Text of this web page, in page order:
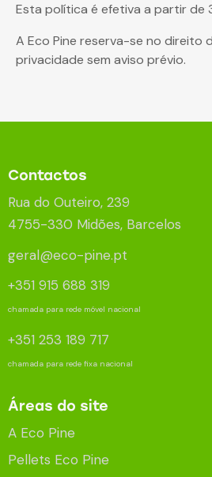
Esta política é efetiva a partir de
A Eco Pine reserva-se no direito
privacidade sem aviso prévio.
Contactos
Rua do Outeiro, 239
4755-330 Midões, Barcelos
geral@eco-pine.pt
+351 915 688 319
chamada para rede móvel nacional
+351 253 189 717
chamada para rede fixa nacional
Áreas do site
A Eco Pine
Pellets Eco Pine